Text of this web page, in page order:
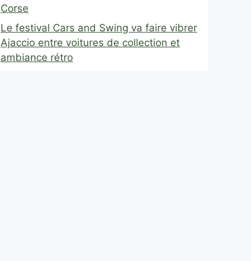
Corse
Le festival Cars and Swing va faire vibrer
Ajaccio entre voitures de collection et
ambiance rétro